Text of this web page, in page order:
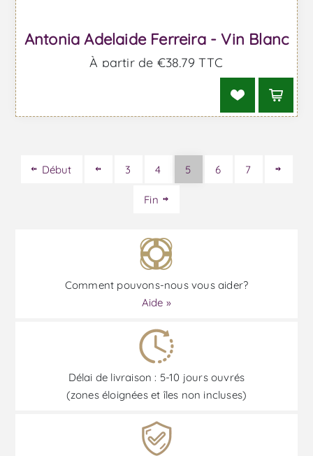
Antonia Adelaide Ferreira - Vin Blanc
À partir de €38,79 TTC
Début 3 4 5 6 7
Fin
Comment pouvons-nous vous aider?
Aide »
Délai de livraison : 5-10 jours ouvrés
(zones éloignées et îles non incluses)